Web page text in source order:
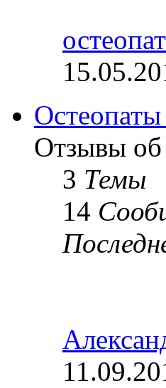
Остеопаты
Отзывы об
3 Темы
14